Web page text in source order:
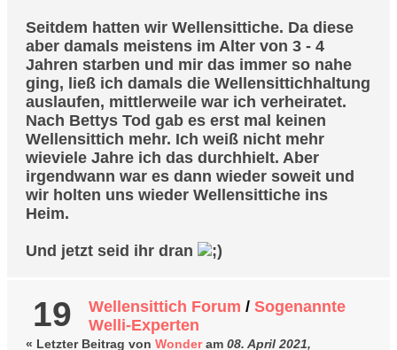
Seitdem hatten wir Wellensittiche. Da diese
aber damals meistens im Alter von 3 - 4
Jahren starben und mir das immer so nahe
ging, ließ ich damals die Wellensittichhaltung
auslaufen, mittlerweile war ich verheiratet.
Nach Bettys Tod gab es erst mal keinen
Wellensittich mehr. Ich weiß nicht mehr
wieviele Jahre ich das durchhielt. Aber
irgendwann war es dann wieder soweit und
wir holten uns wieder Wellensittiche ins
Heim.
Und jetzt seid ihr dran
19 Wellensittich Forum /Sogenannte
Welli-Experten
« Letzter Beitrag vonWonder am 08. April 2021,